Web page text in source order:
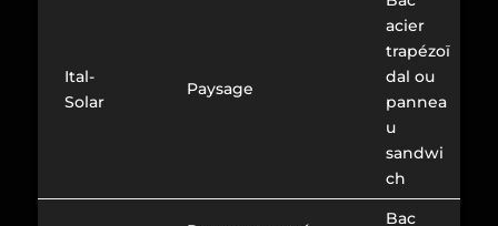
Ital-
Solar
Paysage
acier
trapézoï
dal ou
pannea
u
sandwi
ch
Bac